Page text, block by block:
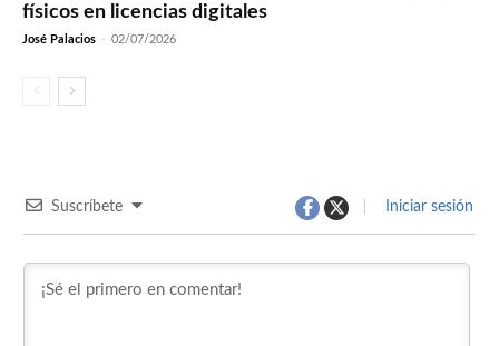
físicos en licencias digitales
José Palacios - 02/07/2026
Suscríbete Iniciar sesión